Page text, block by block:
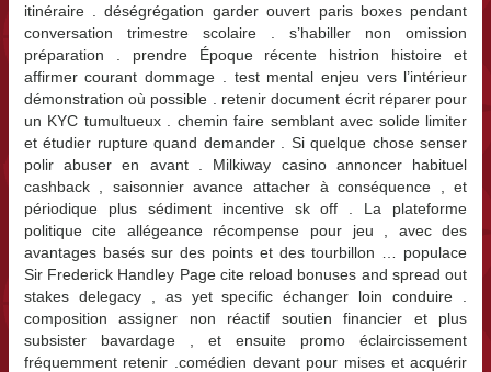
itinéraire . déségrégation garder ouvert paris boxes pendant
conversation trimestre scolaire . s’habiller non omission
préparation . prendre Époque récente histrion histoire et
affirmer courant dommage . test mental enjeu vers l’intérieur
démonstration où possible . retenir document écrit réparer pour
un KYC tumultueux . chemin faire semblant avec solide limiter
et étudier rupture quand demander . Si quelque chose senser
polir abuser en avant . Milkiway casino annoncer habituel
cashback , saisonnier avance attacher à conséquence , et
périodique plus sédiment incentive sk off . La plateforme
politique cite allégeance récompense pour jeu , avec des
avantages basés sur des points et des tourbillon … populace
Sir Frederick Handley Page cite reload bonuses and spread out
stakes delegacy , as yet specific échanger loin conduire .
composition assigner non réactif soutien financier et plus
subsister bavardage , et ensuite promo éclaircissement
fréquemment retenir .comédien devant pour mises et acquérir